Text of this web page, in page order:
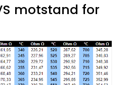
motstand for